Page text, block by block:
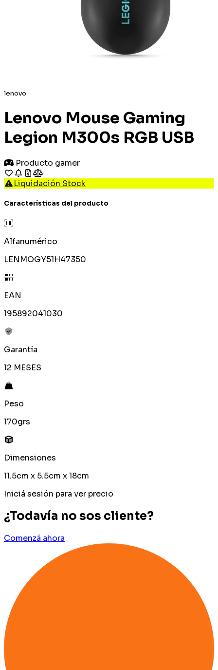
lenovo
Lenovo Mouse Gaming
Legion M300s RGB USB
Producto gamer
Liquidación Stock
Características del producto
Alfanumérico
LENMOGY51H47350
EAN
195892041030
Garantía
12 MESES
Peso
170grs
Dimensiones
11.5cm x 5.5cm x 18cm
Iniciá sesión para ver precio
¿Todavía no sos cliente?
Comenzá ahora